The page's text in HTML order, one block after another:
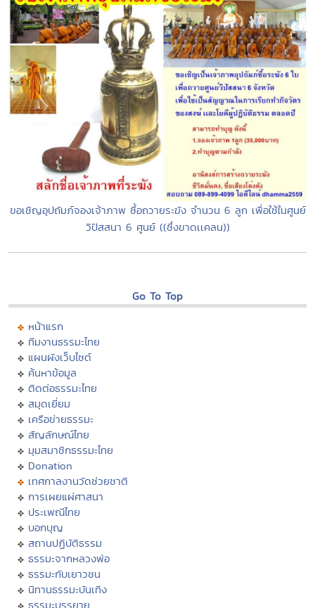
ขอเชิญอุปถัมภ์จองเจ้าภาพ ซื้อถวายระฆัง จำนวน 6 ลูก เพื่อใช้ในศูนย์
วิปัสสนา 6 ศูนย์ ((ซึ่งขาดเเคลน))
Go To Top
หน้าแรก
ทีมงานธรรมะไทย
แผนผังเว็บไซต์
ค้นหาข้อมูล
ติดต่อธรรมะไทย
สมุดเยี่ยม
เครือข่ายธรรมะ
สัญลักษณ์ไทย
มุมสมาชิกธรรมะไทย
Donation
เทศกาลงานวัดช่วยชาติ
การเผยแผ่ศาสนา
ประเพณีไทย
บอกบุญ
สถานปฏิบัติธรรม
ธรรมะจากหลวงพ่อ
ธรรมะกับเยาวชน
นิทานธรรมะบันเทิง
ธรรมะบรรยาย